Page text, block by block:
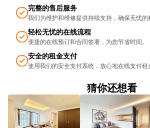
North Crescent Business Centre (Stop J)
Boxley Street
Mill Road Stop R
Bugsbys Way Gallions Road
Anchor & Hope Lane
完整的售后服务
我们为维护和维修提供持续支持，确保无忧的
轻松无忧的在线流程
便捷的在线预订和合同签署，为您节省时间。
安全的租金支付
使用我们的安全支付系统，放心地在线支付租
猜你还想看